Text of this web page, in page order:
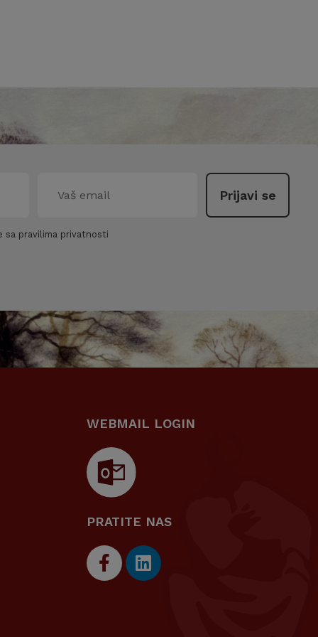
sa pravilima privatnosti
WEBMAIL LOGIN
PRATITE NAS